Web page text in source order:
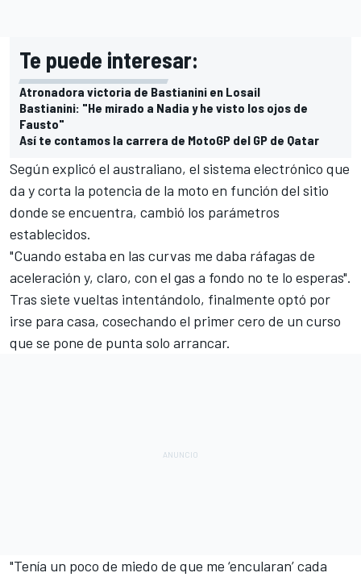
Te puede interesar:
Atronadora victoria de Bastianini en Losail
Bastianini: "He mirado a Nadia y he visto los ojos de
Fausto"
Así te contamos la carrera de MotoGP del GP de Qatar
Según explicó el australiano, el sistema electrónico que
da y corta la potencia de la moto en función del sitio
donde se encuentra, cambió los parámetros
establecidos.
"Cuando estaba en las curvas me daba ráfagas de
aceleración y, claro, con el gas a fondo no te lo esperas".
Tras siete vueltas intentándolo, finalmente optó por
irse para casa, cosechando el primer cero de un curso
que se pone de punta solo arrancar.
"Tenía un poco de miedo de que me ‘encularan’ cada